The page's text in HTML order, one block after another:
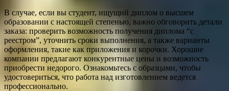
В случае, если вы студент, ищущий диплом о высшем
образовании с настоящей степенью, важно обговорить детали
заказа: проверить возможность получения диплома “с
реестром”, уточнить сроки выполнения, а также варианты
оформления, такие как приложения и корочки. Хорошие
компании предлагают конкурентные цены и возможность
приобрести недорого. Ознакомьтесь с образцами, чтобы
удостовериться, что работа над изготовлением ведется
профессионально.